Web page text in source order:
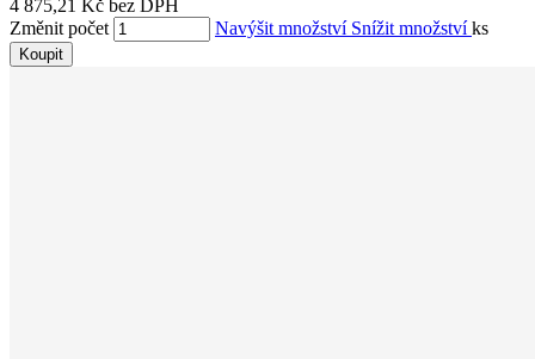
4 875,21 Kč bez DPH
Změnit počet
Navýšit množství Snížit množstvíks
Koupit